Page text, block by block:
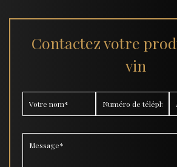
Contactez votre
vin